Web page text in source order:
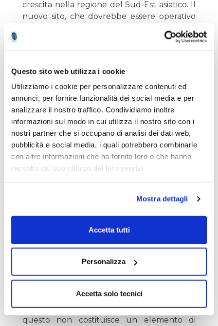
Questo sito web utilizza i cookie
Utilizziamo i cookie per personalizzare contenuti ed
annunci, per fornire funzionalità dei social media e per
analizzare il nostro traffico. Condividiamo inoltre
informazioni sul modo in cui utilizza il nostro sito con i
nostri partner che si occupano di analisi dei dati web,
pubblicità e social media, i quali potrebbero combinarle
con altre informazioni che ha fornito loro o che hanno
raccolto dal suo utilizzo dei loro servizi.
Mostra dettagli
Accetta tutti
Personalizza
Accetta solo tecnici
crescita nella regione del Sud-Est asiatico. Il
nuovo sito, che dovrebbe essere operativo
sistemi frenanti per i produttori di
motociclette.
nonostante il contesto di mercato
automobilistico particolarmente
impegnativo, Brembo prevede di chiudere
l'anno con una crescita moderata dei ricavi,
mantenendo i margini in termini percentuali
in linea con quelli del 2023.
che i ricavi del Q1 2024 sono stati
solamente una lieve flessione rispetto al
primo trimestre del 2023, possiamo dire che
il mercato si è dimostrato quantomeno
È vero che laposizione finanziaria netta
(PFN) è in aumento da diversi anni, ma
questo non costituisce un elemento di